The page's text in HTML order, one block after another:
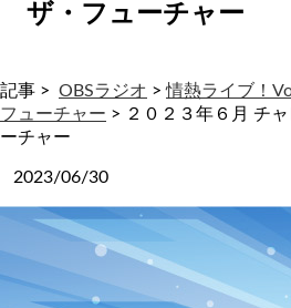
ザ・フューチャー
記事 > OBSラジオ >情熱ライブ！
フューチャー > ２０２３年６月 チ
ーチャー
2023/06/30